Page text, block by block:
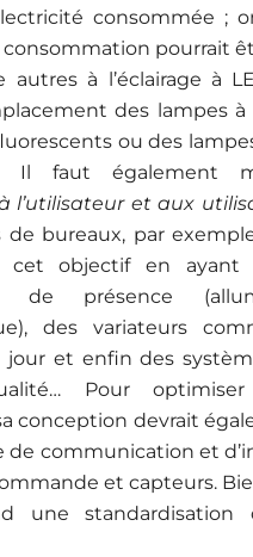
consommée ;
pourrait
autres à l’éclairage à
des lampes à
ou des
Il faut également
l’utilisateur et aux
de bureaux, par
cet objectif en ayant
de présence
des variateurs
jour et enfin des
Pour
sa conception devrait
de communication et
et capteurs.
une standardisation